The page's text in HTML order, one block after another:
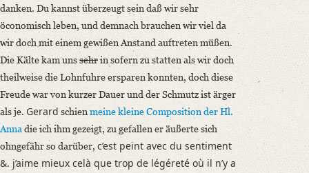
danken. Du kannst überzeugt sein daß wir sehr
öconomisch leben, und demnach brauchen wir viel da
wir doch mit einem gewißen Anstand auftreten müßen.
Die Kälte kam unssehrin sofern zu statten als wir doch
theilweise die Lohnfuhre ersparen konnten, doch diese
Freude war von kurzer Dauer und der Schmutz ist ärger
als je. Gerard schienmeine kleine Composition derHl.
Anna die ich ihm gezeigt, zu gefallen er äußerte sich
ohngefähr so darüber, c’est peint avec du sentiment
&. j’aime mieux celà que trop de légéreté où il n’y a